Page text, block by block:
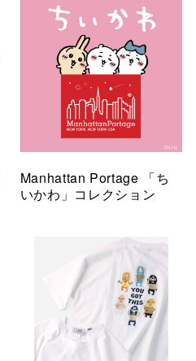
Manhattan Portage 「ち
いかわ」コレクション